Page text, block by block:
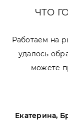
ЧТО
Работаем на
удалось
можете
Екатерина,